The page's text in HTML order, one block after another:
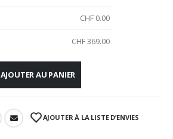
CHF 0.00
CHF369.00
AJOUTER AU PANIER
AJOUTER À LA LISTE D’ENVIES